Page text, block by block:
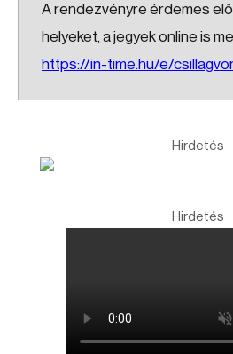
A rendezvényre érdemes
helyeket, a jegyek online is
https://in-time.hu/e/
Hirdetés
Hirdetés